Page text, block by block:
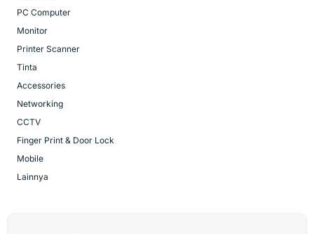
PC Computer
Monitor
Printer Scanner
Tinta
Accessories
Networking
CCTV
Finger Print & Door Lock
Mobile
Lainnya